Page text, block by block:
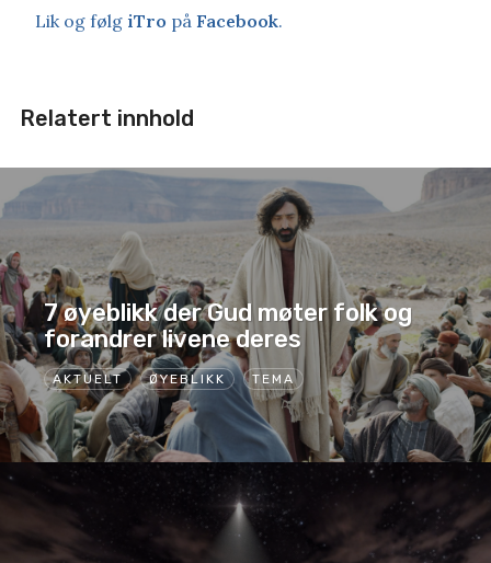
Lik og følg iTro på Facebook.
Relatert innhold
AKTUELT ØYEBLIKK TEMA
7 øyeblikk der Gud møter folk og
forandrer livene deres